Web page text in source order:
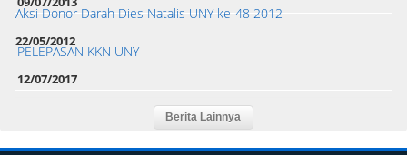
Aksi Donor Darah Dies Natalis UNY ke-48 2012
22/05/2012
PELEPASAN KKN UNY
12/07/2017